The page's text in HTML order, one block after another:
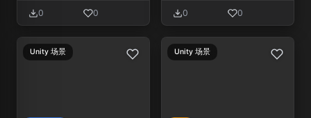
0 0 0 0
Unity 场景 Unity 场景